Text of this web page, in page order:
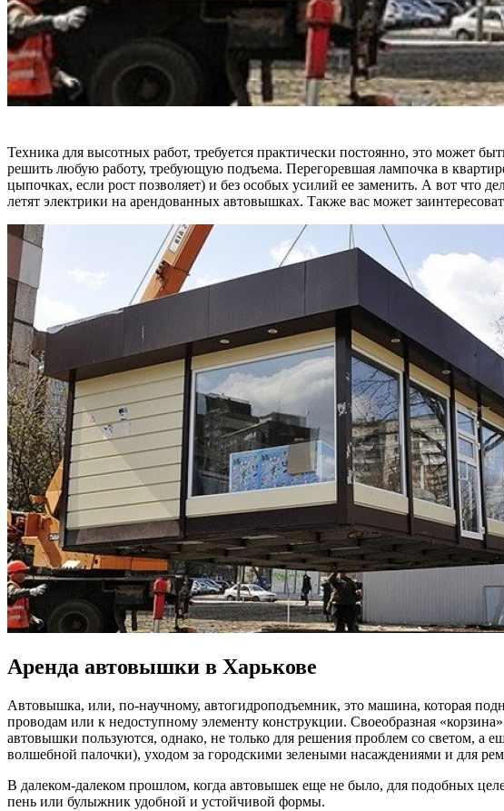
Техника для высотных работ, требуется практически постоянно, это может
решить любую работу, требующую подъема. Перегоревшая лампочка в
цыпочках, если рост позволяет) и без особых усилий ее заменить. А вот что
летят электрики на арендованных автовышках. Также вас может
Аренда автовышки в Харькове
Автовышка, или, по-научному, автогидроподъемник, это машина, которая
проводам или к недоступному элементу конструкции. Своеобразная
автовышки пользуются, однако, не только для решения проблем со светом,
волшебной палочки), уходом за городскими зелеными насаждениями и для
В далеком-далеком прошлом, когда автовышек еще не было, для подобных
пень или булыжник удобной и устойчивой формы.